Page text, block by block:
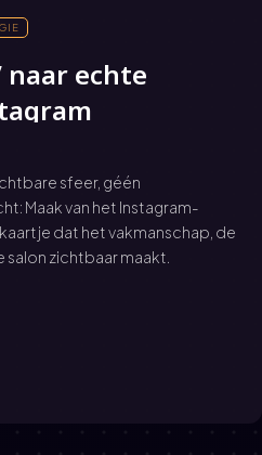
naar echte
sfeer, géén
Maak van het Instagram-
dat het vakmanschap, de
zichtbaar maakt.